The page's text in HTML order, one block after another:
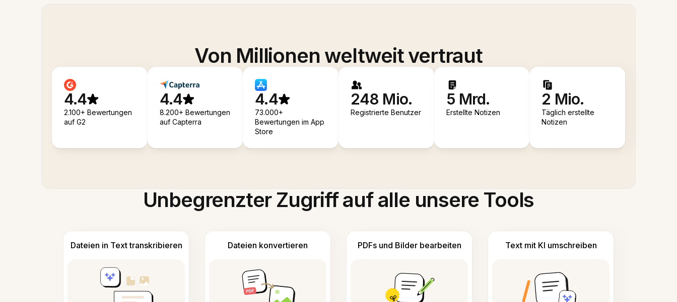
Von Millionen weltweit vertraut
4.4
2.100+ Bewertungen
auf G2
4.4
8.200+ Bewertungen
auf Capterra
4.4
73.000+
Bewertungen im App
Store
248 Mio.
Registrierte Benutzer
5 Mrd.
Erstellte Notizen
2 Mio.
Täglich erstellte
Notizen
Unbegrenzter Zugriff auf alle unsere Tools
Dateien in Text transkribieren Dateien konvertieren PDFs und Bilder bearbeiten Text mit KI umschreiben